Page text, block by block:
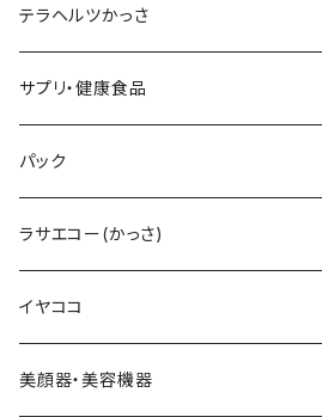
V3 ＶスピックCマスク
V3インテリジェントファンデーション
スリムレイビタマインリポソームC
LIPADDICTヌードエスプレッソ
レフィル
V3インテリジェントファンデーション
レフィル
V3プライマー
VMファンデーション
セットアップパウダー
シャイニー
スムース
V3コンシーラー
HARIデイリークリーム
ブライトデリバリーC
Cマスク
Cトナー
Cエマルジョン
Cクレンザー
Cクリーム
メンズクレンザー
メンズ化粧水
メンズオールインワンセラム
ラッシュトランスカラ
まつ毛美容液
リップアディクト
ヘアーアディクト
ビューティフェイススティックRIN
ビューティフェイススティック2.0
レーザー＆EMSリフトブラシPRO2.0
テラヘルツかっさ
雫型
円盤
デュアルカーブ
羽根型
ウェーブ型
サプリ・健康食品
V3ブライトデリバリーC
ホワイトパンドラ
チューっとカット
カッティー
パック
V3HARIセラム
ヴィディアル・ニードリッチ
ラサエコー(かっさ)
イヤココ
美顔器・美容機器